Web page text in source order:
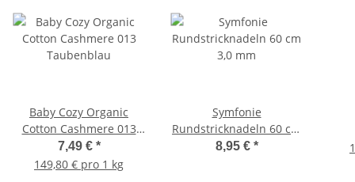
Baby Cozy Organic
Cotton Cashmere 013
Taubenblau
7,49 € *
149,80 € pro 1 kg
Symfonie
Rundstricknadeln 60 cm
3,0 mm
8,95 € *